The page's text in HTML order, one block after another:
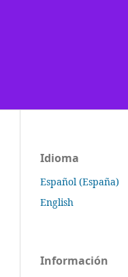
Idioma
Español (España)
English
Información